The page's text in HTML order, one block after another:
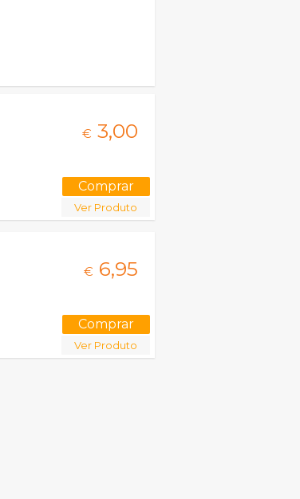
€ 3,00
Ver Produto
€ 6,95
Ver Produto